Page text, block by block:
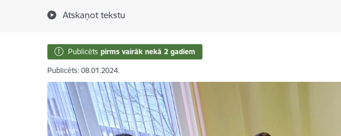
Atskaņot tekstu
Publicēts pirms vairāk nekā 2 gadiem
Publicēts: 08.01.2024.